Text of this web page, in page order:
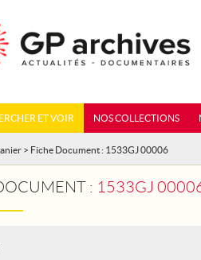
ET VOIR NOS COLLECTIONS
> Fiche Document : 1533GJ 00006
: 1533GJ 00006 - LE